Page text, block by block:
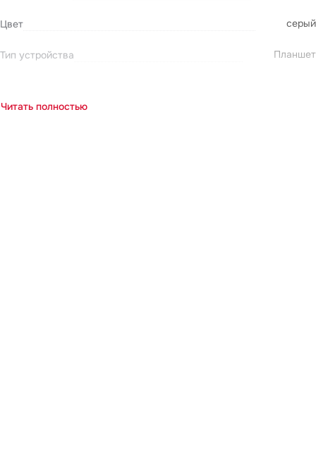
Цвет серый
Тип устройства Планшет
Читать полностью